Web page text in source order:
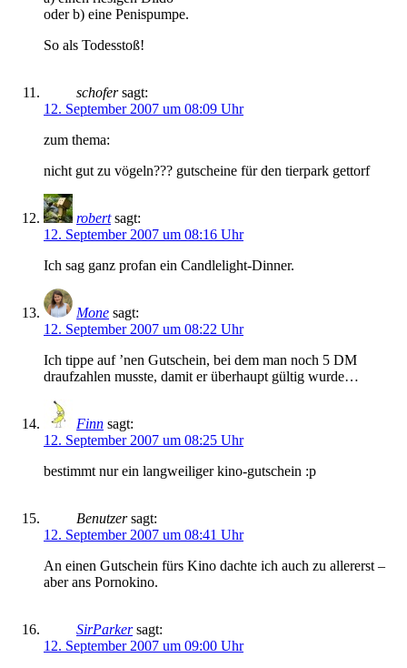
oder b) eine Penispumpe.
So als Todesstoß!
schofer sagt:
12. September 2007 um 08:09 Uhr
zum thema:
nicht gut zu vögeln??? gutscheine für den tierpark gettorf
robert sagt:
12. September 2007 um 08:16 Uhr
Ich sag ganz profan ein Candlelight-Dinner.
Mone sagt:
12. September 2007 um 08:22 Uhr
Ich tippe auf ’nen Gutschein, bei dem man noch 5 DM
draufzahlen musste, damit er überhaupt gültig wurde…
Finn sagt:
12. September 2007 um 08:25 Uhr
bestimmt nur ein langweiliger kino-gutschein :p
Benutzer sagt:
12. September 2007 um 08:41 Uhr
An einen Gutschein fürs Kino dachte ich auch zu allererst –
aber ans Pornokino.
SirParker sagt:
12. September 2007 um 09:00 Uhr